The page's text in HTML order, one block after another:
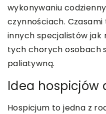
wykonywaniu
czynnościach.
innych specjalistów jak
tych chorych osobach
paliatywną.
Idea hospicjów
Hospicjum to jedna z